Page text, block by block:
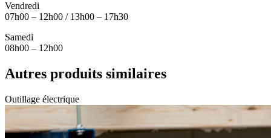
Vendredi
07h00 – 12h00 / 13h00 – 17h30
Samedi
08h00 – 12h00
Autres produits similaires
Outillage électrique